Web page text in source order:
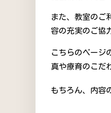
また、教室のご
容の充実のご協
こちらのページ
真や療育のこだ
もちろん、内容